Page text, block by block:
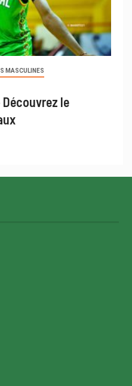
MASCULINES
le